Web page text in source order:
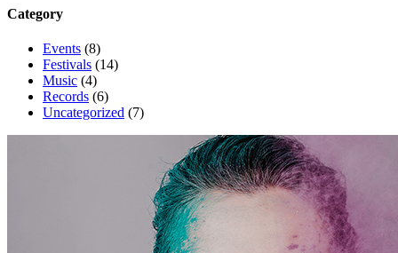
Category
Events (8)
Festivals (14)
Music (4)
Records (6)
Uncategorized (7)